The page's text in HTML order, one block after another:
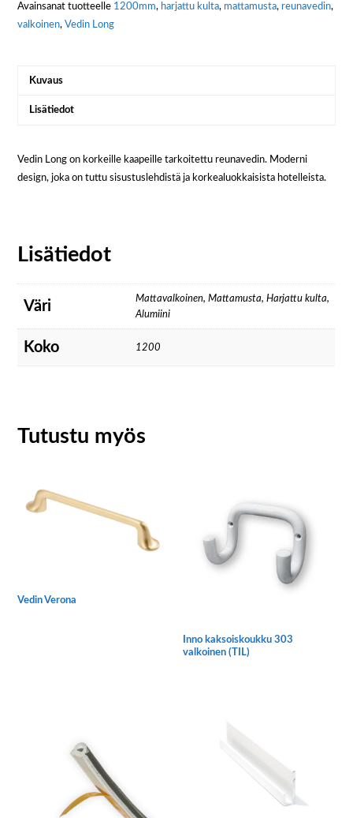
Avainsanat tuotteelle 1200mm, harjattu kulta, mattamusta, reunavedin,
valkoinen,Vedin Long
Kuvaus
Lisätiedot
Vedin Long on korkeille kaapeille tarkoitettu reunavedin. Moderni
design, joka on tuttu sisustuslehdistä ja korkealuokkaisista hotelleista.
Lisätiedot
Väri
Mattavalkoinen, Mattamusta, Harjattu kulta,
Alumiini
Koko 1200
Tutustu myös
Vedin Verona
Inno kaksoiskoukku 303
valkoinen (TIL)